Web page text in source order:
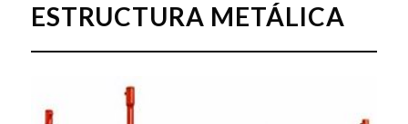
ESTRUCTURA METÁLICA